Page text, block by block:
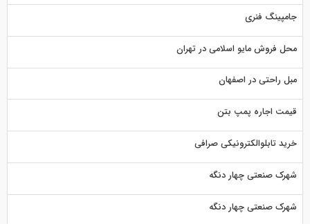
جامپینگ فنری
محل فروش مایو اسلامی در تهران
مبل راحتی در اصفهان
قیمت اجاره پمپ بتن
خرید تابلوالکترونیکی صرافی
شهرک صنعتی چهار دنگه
شهرک صنعتی چهار دنگه